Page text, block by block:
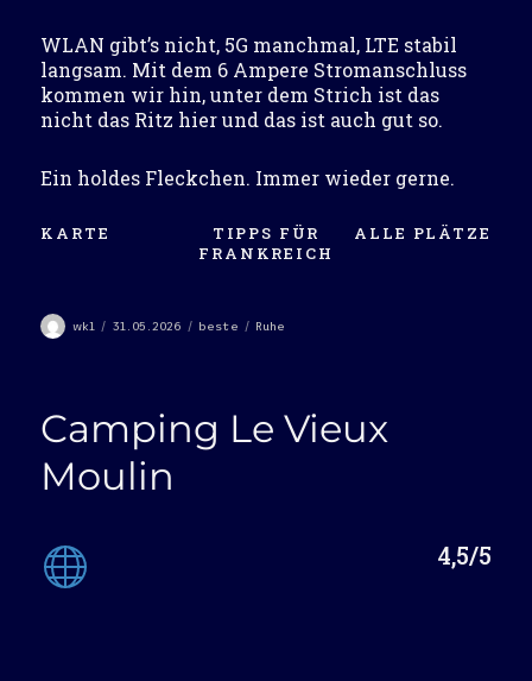
WLAN gibt’s nicht, 5G manchmal, LTE stabil
langsam. Mit dem 6 Ampere Stromanschluss
kommen wir hin, unter dem Strich ist das
nicht das Ritz hier und das ist auch gut so.
Ein holdes Fleckchen. Immer wieder gerne.
KARTE
TIPPS FÜR
FRANKREICH
ALLE PLÄTZE
Autor
wkl
Veröffentlicht
31.05.2026 Kategorien
beste Schlagwörter
Ruhe
Camping Le Vieux
Moulin
4,5/5